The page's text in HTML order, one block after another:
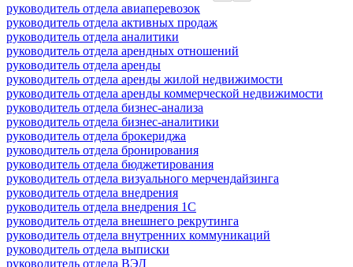
руководитель отдела авиаперевозок
руководитель отдела активных продаж
руководитель отдела аналитики
руководитель отдела арендных отношений
руководитель отдела аренды
руководитель отдела аренды жилой недвижимости
руководитель отдела аренды коммерческой недвижимости
руководитель отдела бизнес-анализа
руководитель отдела бизнес-аналитики
руководитель отдела брокериджа
руководитель отдела бронирования
руководитель отдела бюджетирования
руководитель отдела визуального мерчендайзинга
руководитель отдела внедрения
руководитель отдела внедрения 1С
руководитель отдела внешнего рекрутинга
руководитель отдела внутренних коммуникаций
руководитель отдела выписки
руководитель отдела ВЭД